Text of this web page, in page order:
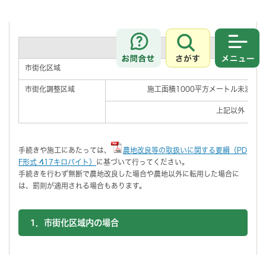
お問合せ
さがす
区域
市街化区域
市街化調整区域 施工面積1000平方メートル未満か
上記以外
手続きや施工にあたっては、
農地改良等の取扱いに関する要綱（PD
F形式 417キロバイト） に基づいて行ってください。
手続きを行わず無断で農地改良した場合や農地以外に転用した場合に
は、罰則が適用される場合もあります。
1．市街化区域内の場合